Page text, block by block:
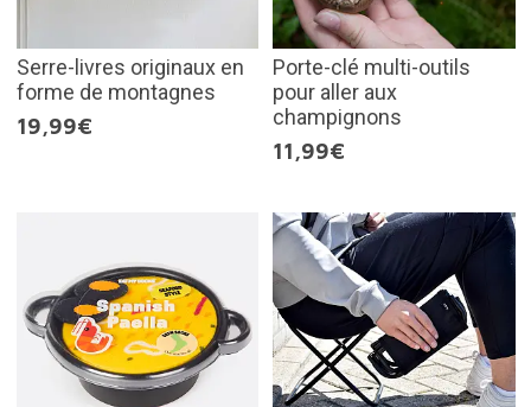
Serre-livres originaux en
forme de montagnes
19,99€
Porte-clé multi-outils
pour aller aux
champignons
11,99€